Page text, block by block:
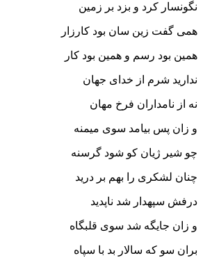
نگونسار کرد و بزد بر زمین‏
همى گفت زین سان بود کارزار
همین بود رسم و همین بود کار
ندارید شرم از خداى جهان
نه از نامداران فرخ مهان‏
و زان پس بیامد سوى میمنه
چو شیر ژیان کو شود گرسنه‏
چنان لشکرى را بهم بر درید
درفش سپهدار شد ناپدید
و زان جایگه شد سوى قلبگاه
بران سو که سالار بد با سپاه‏